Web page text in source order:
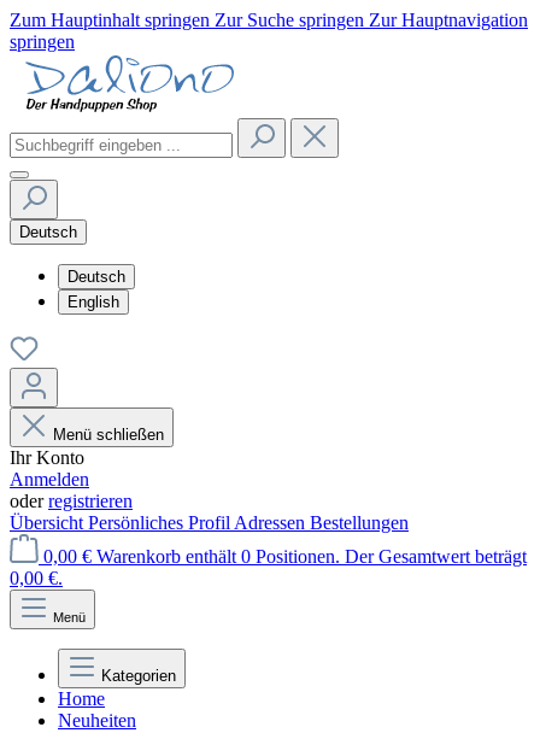
Zum Hauptinhalt springen Zur Suche springen Zur Hauptnavigation
springen
Deutsch
Deutsch
English
Menü schließen
Ihr Konto
Anmelden
oderregistrieren
Übersicht Persönliches Profil Adressen Bestellungen
0,00 € Warenkorb enthält 0 Positionen. Der Gesamtwert beträgt
0,00 €.
Menü
Kategorien
Home
Neuheiten